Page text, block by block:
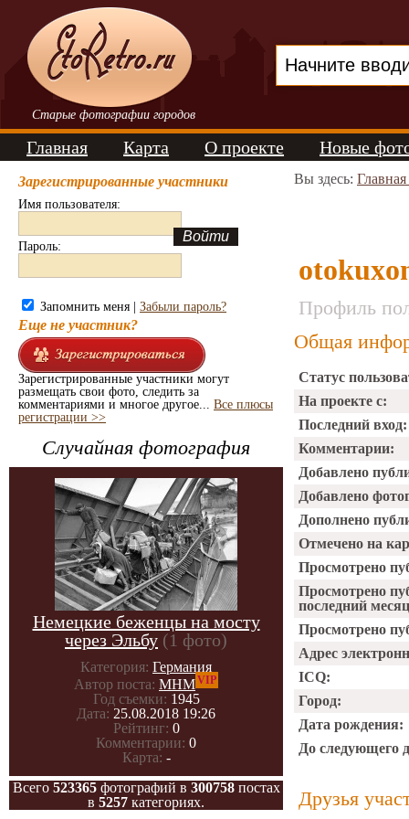
Старые фотографии городов
Главная Карта О проекте Новые
Зарегистрированные участники
Имя пользователя:
Пароль:
Запомнить меня | Забыли пароль?
Еще не участник?
Зарегистрированные участники могут
размещать свои фото, следить за
комментариями и многое другое... Все плюсы
регистрации >>
Случайная фотография
Немецкие беженцы на мосту
через Эльбу (1 фото)
Категория: Германия
Автор поста: МНМVIP
Год съемки: 1945
Дата: 25.08.2018 19:26
Рейтинг: 0
Комментарии: 0
Карта: -
Всего 523365фотографий в 300758постах
в 5257 категориях.
Вы здесь:
Профиль
Общая
Статус
На проекте с:
Последний вход:
Комментарии:
Добавлено
Добавлено
Дополнено
Отмечено на
Просмотрено
Просмотрено
последний
Просмотрено
Адрес
ICQ:
Город:
Дата рождения:
До следующего
Друзья